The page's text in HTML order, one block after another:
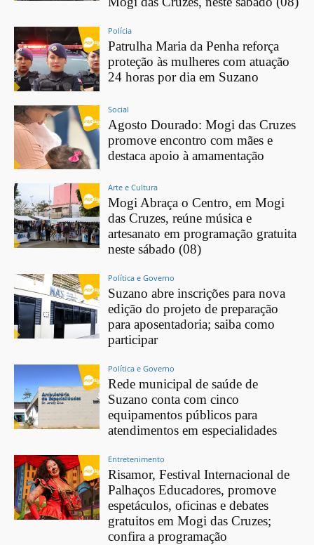
Polícia
Patrulha Maria da Penha reforça
proteção às mulheres com atuação
24 horas por dia em Suzano
Social
Agosto Dourado: Mogi das Cruzes
promove encontro com mães e
destaca apoio à amamentação
Arte e Cultura
Mogi Abraça o Centro, em Mogi
das Cruzes, reúne música e
artesanato em programação gratuita
neste sábado (08)
Política e Governo
Suzano abre inscrições para nova
edição do projeto de preparação
para aposentadoria; saiba como
participar
Política e Governo
Rede municipal de saúde de
Suzano conta com cinco
equipamentos públicos para
atendimentos em especialidades
Entretenimento
Risamor, Festival Internacional de
Palhaços Educadores, promove
espetáculos, oficinas e debates
gratuitos em Mogi das Cruzes;
confira a programação